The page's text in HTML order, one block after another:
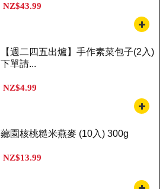
NZ$43.99
【週二四五出爐】手作素菜包子(2入)
下單請...
NZ$4.99
薌園核桃糙米燕麥 (10入) 300g
NZ$13.99